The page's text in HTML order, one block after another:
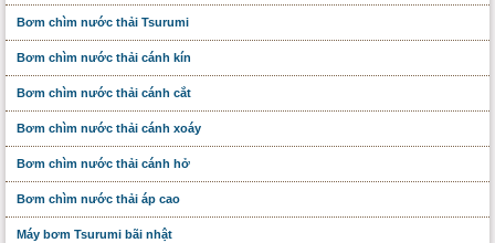
Bơm chìm nước thải Tsurumi
Bơm chìm nước thải cánh kín
Bơm chìm nước thải cánh cắt
Bơm chìm nước thải cánh xoáy
Bơm chìm nước thải cánh hở
Bơm chìm nước thải áp cao
Máy bơm Tsurumi bãi nhật